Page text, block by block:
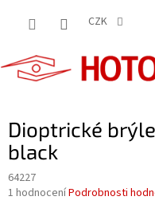
CZK
Dioptrické
black
64227
Průměrné
1 hodnoceníPodrobnosti